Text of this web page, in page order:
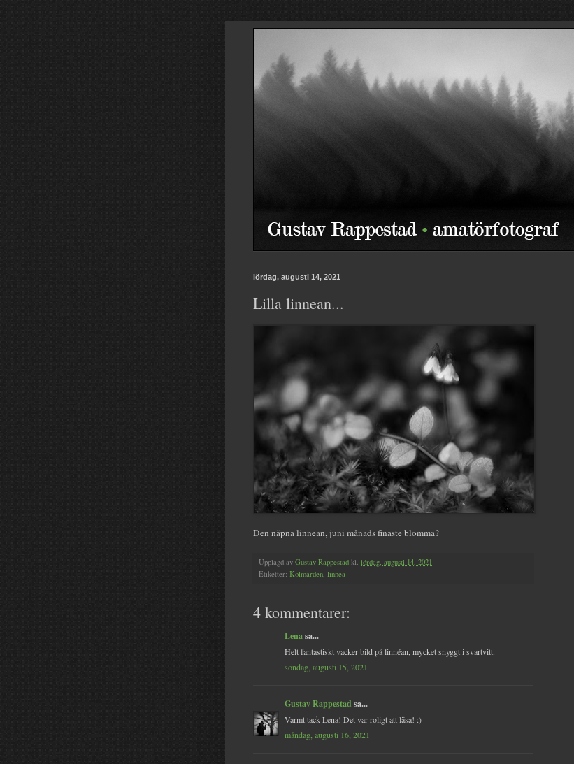
lördag, augusti 14, 2021
Lilla linnean...
Den näpna linnean, juni månads finaste blomma?
Upplagd av Gustav Rappestad kl. lördag, augusti 14, 2021
Etiketter: Kolmården, linnea
4 kommentarer:
Lenasa...
Helt fantastiskt vacker bild på linnéan, mycket snyggt i svartvitt.
söndag, augusti 15, 2021
Gustav Rappestad sa...
Varmt tack Lena! Det var roligt att läsa! :)
måndag, augusti 16, 2021